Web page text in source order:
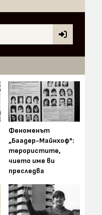
Феноменът
„Баадер-Майнхоф":
терористите,
чието име ви
преследва